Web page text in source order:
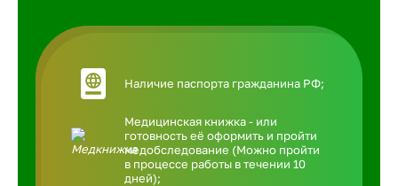
Наличие паспорта гражданина РФ;
Медицинская книжка - или
готовность её оформить и пройти
медобследование (Можно пройти
в процессе работы в течении 10
дней);